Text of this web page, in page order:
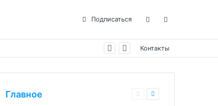
Подписаться
Контакты
Главное